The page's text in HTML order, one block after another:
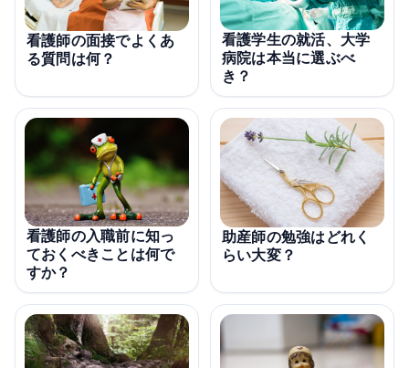
看護師の面接でよくあ
る質問は何？
看護学生の就活、大学
病院は本当に選ぶべ
き？
看護師の入職前に知っ
ておくべきことは何で
すか？
助産師の勉強はどれく
らい大変？